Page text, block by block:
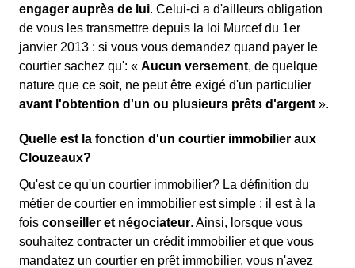
engager auprès de lui. Celui-ci a d'ailleurs obligation
de vous les transmettre depuis la loi Murcef du 1er
janvier 2013 : si vous vous demandez quand payer le
courtier sachez qu': « Aucun versement, de quelque
nature que ce soit, ne peut être exigé d'un particulier
avant l'obtention d'un ou plusieurs prêts d'argent ».
Quelle est la fonction d'un courtier immobilier aux
Clouzeaux?
Qu'est ce qu'un courtier immobilier? La définition du
métier de courtier en immobilier est simple : il est à la
fois conseiller et négociateur. Ainsi, lorsque vous
souhaitez contracter un crédit immobilier et que vous
mandatez un courtier en prêt immobilier, vous n'avez